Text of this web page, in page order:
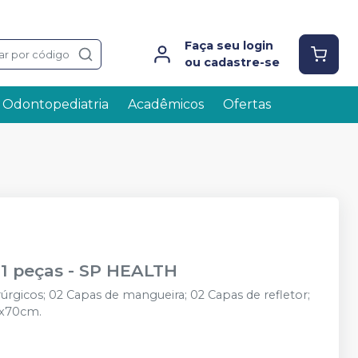
por código
Faça seu login
ou cadastre-se
Odontopediatria Acadêmicos Ofertas
peças - SP HEALTH
02 Capas de mangueira; 02 Capas de refletor;